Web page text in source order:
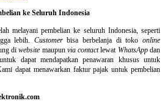
ke Seluruh Indonesia
melayani pembelian ke seluruh Indonesia, seperti
lebih. Customerbisa berbelanja di tokoonline
diwebsite maupun via contactlewat WhatsAppdan
dapat mendapatkan penawaran khusus untuk
dapat menawarkan faktur pajak untuk pembelian